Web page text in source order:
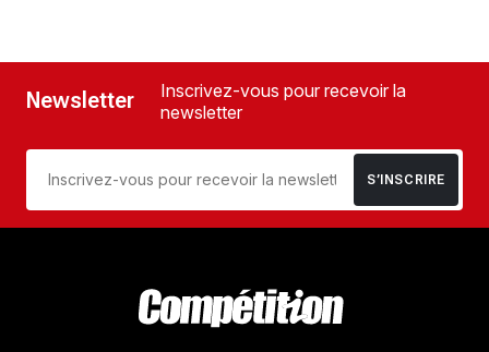
Newsletter
Inscrivez-vous pour recevoir la
newsletter
S’INSCRIRE